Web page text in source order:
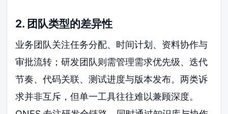
2. 团队类型的差异性
业务团队关注任务分配、时间计划、资料协作与
审批流转；研发团队则需管理需求优先级、迭代
节奏、代码关联、测试进度与版本发布。两类诉
求并非互斥，但单一工具往往难以兼顾深度。